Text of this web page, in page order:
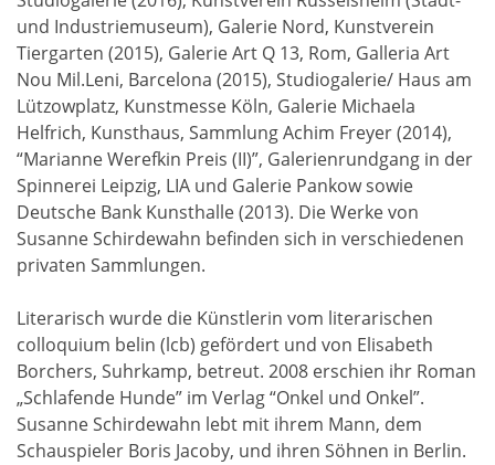
und Industriemuseum), Galerie Nord, Kunstverein
Tiergarten (2015), Galerie Art Q 13, Rom, Galleria Art
Nou Mil.Leni, Barcelona (2015), Studiogalerie/ Haus am
Lützowplatz, Kunstmesse Köln, Galerie Michaela
Helfrich, Kunsthaus, Sammlung Achim Freyer (2014),
“Marianne Werefkin Preis (II)”, Galerienrundgang in der
Spinnerei Leipzig, LIA und Galerie Pankow sowie
Deutsche Bank Kunsthalle (2013). Die Werke von
Susanne Schirdewahn befinden sich in verschiedenen
privaten Sammlungen.
Literarisch wurde die Künstlerin vom literarischen
colloquium belin (lcb) gefördert und von Elisabeth
Borchers, Suhrkamp, betreut. 2008 erschien ihr Roman
„Schlafende Hunde” im Verlag “Onkel und Onkel”.
Susanne Schirdewahn lebt mit ihrem Mann, dem
Schauspieler Boris Jacoby, und ihren Söhnen in Berlin.